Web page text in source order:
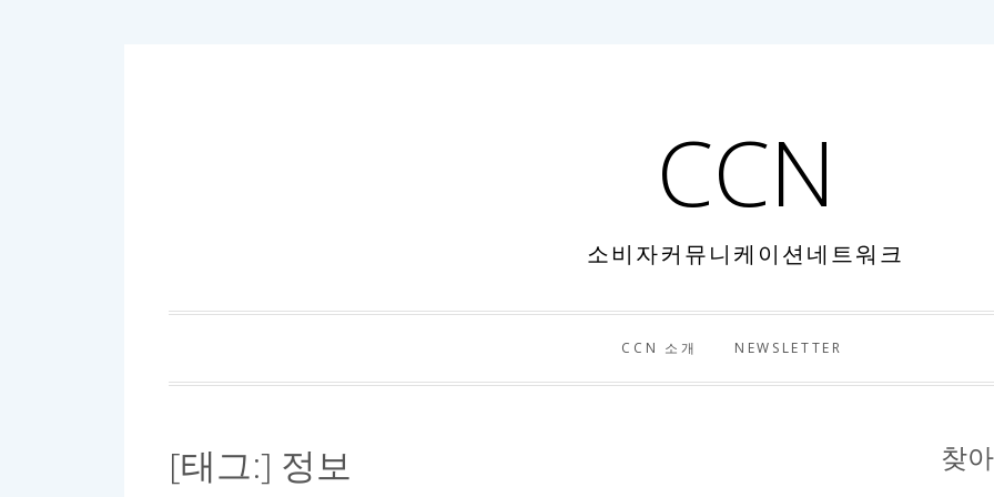
CCN
소비자커뮤니케이션네트워크
CCN 소개 NEWSLETTER
[태그:] 정보 찾